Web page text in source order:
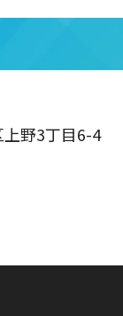
野3丁目6-4